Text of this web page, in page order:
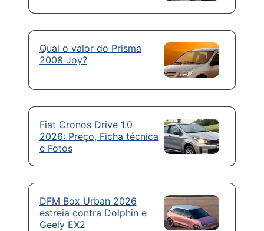
Qual o valor do Prisma
2008 Joy?
Fiat Cronos Drive 1.0
2026: Preço, Ficha técnica
e Fotos
DFM Box Urban 2026
estreia contra Dolphin e
Geely EX2